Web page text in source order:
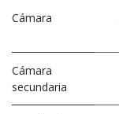
Cámara
Cámara
secundaria